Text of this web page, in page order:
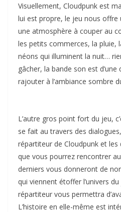
Visuellement, Cloudpunk est
lui est propre, le jeu nous offre
une atmosphère à couper au
les petits commerces, la pluie,
néons qui illuminent la nuit…
gâcher, la bande son est
rajouter à l’ambiance sombre
L’autre gros point fort du jeu,
se fait au travers des
répartiteur de Cloudpunk et
que vous pourrez rencontrer
derniers vous donneront de
qui viennent étoffer l’univers
répartiteur vous permettra
L’histoire en elle-même est